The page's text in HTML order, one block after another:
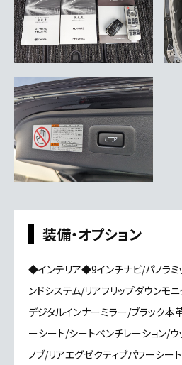
装備・オプション
◆インテリア◆9インチナビ/パノラ
ンドシステム/リアフリップダウンモ
デジタルインナーミラー/ブラック本
ーシート/シートベンチレーション/ウ
ノブ/リアエグゼクティブパワーシー